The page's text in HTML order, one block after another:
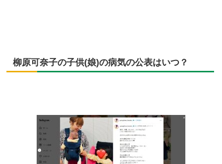
柳原可奈子の子供(娘)の病気の公表はいつ？